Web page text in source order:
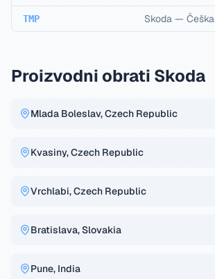
TMP Skoda — Češka
Proizvodni obrati Skoda
Mlada Boleslav, Czech Republic
Kvasiny, Czech Republic
Vrchlabi, Czech Republic
Bratislava, Slovakia
Pune, India